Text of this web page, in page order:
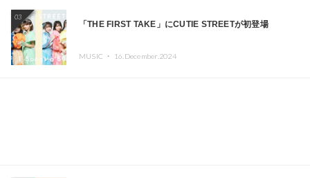
03
「THE FIRST TAKE」にCUTIE STREETが初登場
MUSIC ・ 16.December.2024